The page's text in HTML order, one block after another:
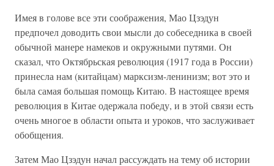
Имея в голове все эти соображения, Мао Цзэдун
предпочел доводить свои мысли до собеседника в своей
обычной манере намеков и окружными путями. Он
сказал, что Октябрьская революция (1917 года в России)
принесла нам (китайцам) марксизм-ленинизм; вот это и
была самая большая помощь Китаю. В настоящее время
революция в Китае одержала победу, и в этой связи есть
очень многое в области опыта и уроков, что заслуживает
обобщения.
Затем Мао Цзэдун начал рассуждать на тему об истории